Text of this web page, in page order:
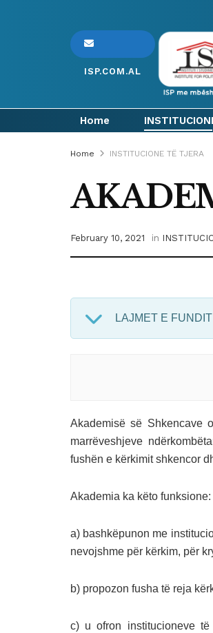
ISP.COM.AL
Home
Home INSTITUCIONE TË TJERA
February 10, 2021 in
LAJMET E
Akademisë së Shkencave
marrëveshjeve
fushën e kërkimit shkencor
Akademia ka këto funksione:
a) bashkëpunon me
nevojshme për kërkim, për
b) propozon fusha të reja
c) u ofron institucioneve